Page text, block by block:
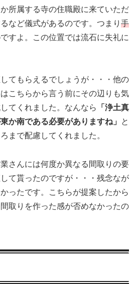
所属する寺の住職殿に来ていただ
など儀式があるのです。つまり 手
すよ。この位置では流石に失礼に
てもらえるでしょうが・・・他の
こちらから言う前にその辺りも気
てくれました。なんなら
「浄土真
か南である必要がありますね」
と
まで配慮してくれました。
さんには何度か異なる間取りの要
て貰ったのですが・・・残念なが
ったです。こちらが提案したから
取りを作った感が否めなかったの